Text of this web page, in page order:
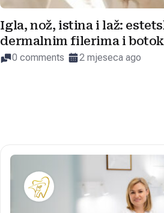
Igla, nož, istina i laž:
dermalnim filerima i
0 comments 2 mjeseca ago